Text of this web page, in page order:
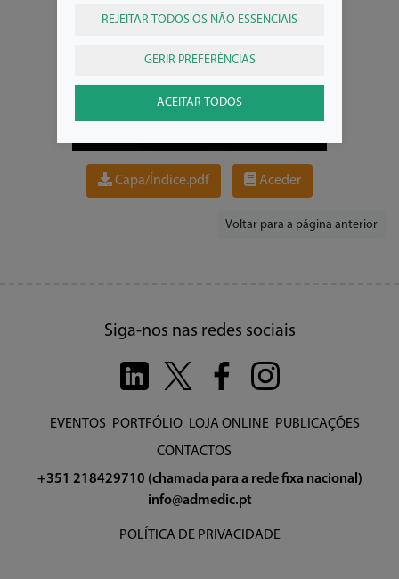
Capa/Índice.pdf Aceder
Voltar para a página anterior
Siga-nos nas redes sociais
EVENTOS PORTFÓLIO LOJA ONLINE PUBLICAÇÕES
CONTACTOS
+351 218429710 (chamada para a rede fixa nacional)
info@admedic.pt
POLÍTICA DE PRIVACIDADE
REJEITAR TODOS OS NÃO ESSENCIAIS
GERIR PREFERÊNCIAS
ACEITAR TODOS